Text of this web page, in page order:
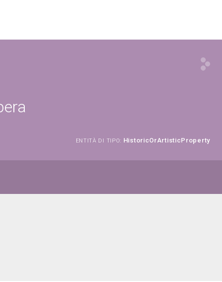
ENTITÀ DI TIPO: HistoricOrArtisticProperty